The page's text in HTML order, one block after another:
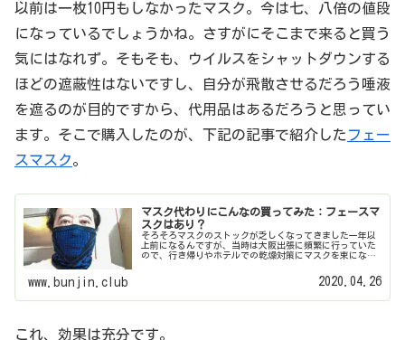
以前は一枚10円もしなかったマスク。今は七、八倍の値段
になっているでしょうかね。さすがにそこまで来ると買う
気にはなれず。そもそも、ウイルスをシャットダウンする
ほどの遮蔽性はないですし、自分が飛散させるだろう唾液
を遮るのが目的ですから、代用品はあるだろうと思ってい
ます。そこで購入したのが、下記の記事で紹介した フェー
スマスク。
マスク代わりにこんなの買ってみた：フェースマ
スクはあり？
そろそろマスクのストックが乏しくなってきました一年以
上前になるんですが、当時は大阪出張に頻繁に行っていた
ので、行き帰りやホテルでの乾燥対策にマスクを束になっ
www.bunjin.club 2020.04.26
これ、効果は充分です。